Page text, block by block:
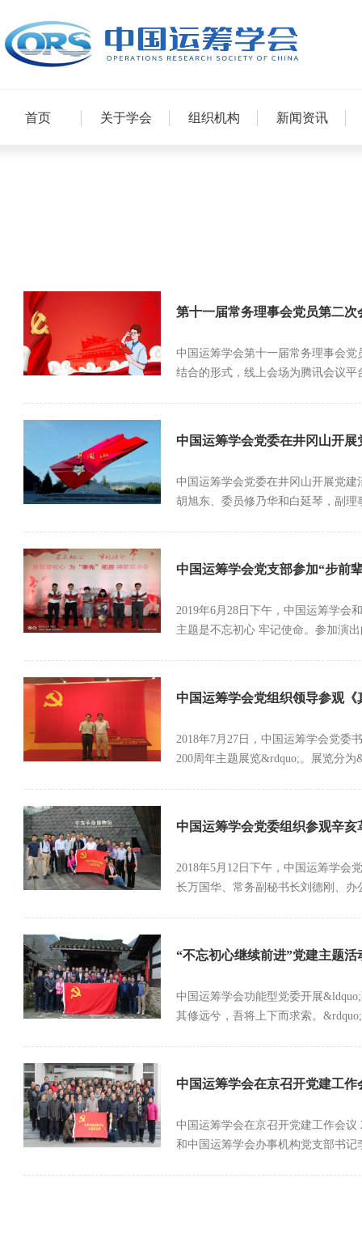
首页 关于学会 组织机构 新闻资讯
第十一届常务理事会党员第二次
中国运筹学会第十一届常务理事会
结合的形式，线上会场为腾讯会议
中国运筹学会党委在井冈山开展
中国运筹学会党委在井冈山开展党
胡旭东、委员修乃华和白延琴，副
中国运筹学会党支部参加“步前
2019年6月28日下午，中国运筹学会
主题是不忘初心 牢记使命。参加演
中国运筹学会党组织领导参观
2018年7月27日，中国运筹学会党委
200周年主题展览&rdquo;。展览分为
中国运筹学会党委组织参观辛
2018年5月12日下午，中国运筹学会
长万国华、常务副秘书长刘德刚、
“不忘初心继续前进”党建主题活
中国运筹学会功能型党委开展
其修远兮，吾将上下而求索。
中国运筹学会在京召开党建工作
中国运筹学会在京召开党建工作会
和中国运筹学会办事机构党支部书